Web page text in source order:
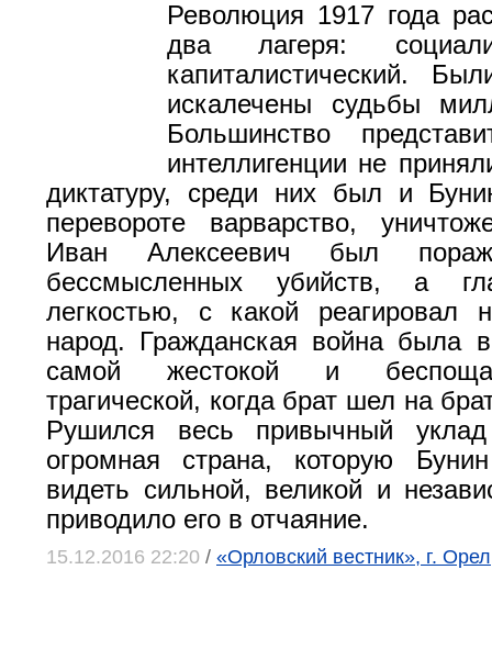
Революция 1917 года
два лагеря:
капиталистический.
искалечены судьбы
Большинство
интеллигенции не
диктатуру, среди них был и
перевороте варварство,
Иван Алексеевич был
бессмысленных убийств, а
легкостью, с какой реагировал
народ. Гражданская война была
самой жестокой и
трагической, когда брат шел на
Рушился весь привычный
огромная страна, которую
видеть сильной, великой и
приводило его в отчаяние.
15.12.2016 22:20 / «Орловский вестник», г.